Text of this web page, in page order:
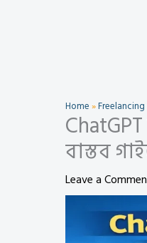
Home»Freelancing
বাস্তব
Leave a